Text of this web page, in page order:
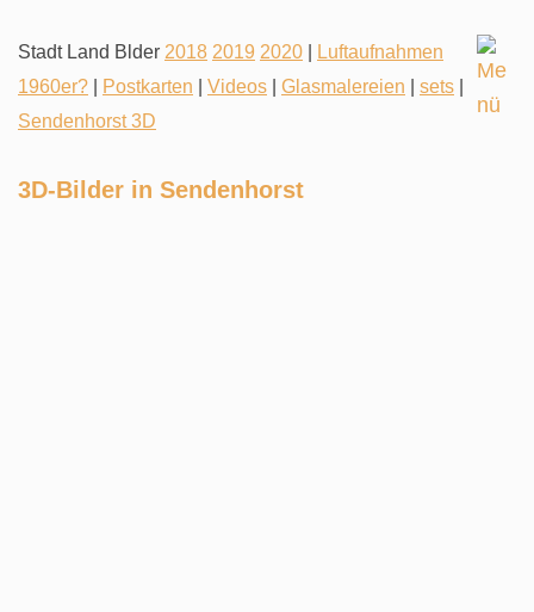
Stadt Land Blder 2018 2019 2020
Luftaufnahmen
1960er?
Postkarten Videos Glasmalereien sets
Sendenhorst 3D
3D-Bilder in Sendenhorst